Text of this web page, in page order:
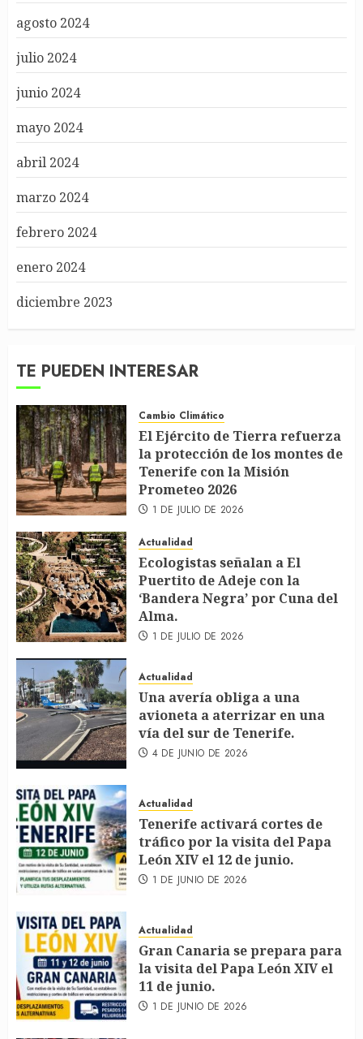
agosto 2024
julio 2024
junio 2024
mayo 2024
abril 2024
marzo 2024
febrero 2024
enero 2024
diciembre 2023
TE PUEDEN INTERESAR
Cambio Climático
El Ejército de Tierra refuerza
la protección de los montes de
Tenerife con la Misión
Prometeo 2026
1 DE JULIO DE 2026
Actualidad
Ecologistas señalan a El
Puertito de Adeje con la
‘Bandera Negra’ por Cuna del
Alma.
1 DE JULIO DE 2026
Actualidad
Una avería obliga a una
avioneta a aterrizar en una
vía del sur de Tenerife.
4 DE JUNIO DE 2026
Actualidad
Tenerife activará cortes de
tráfico por la visita del Papa
León XIV el 12 de junio.
1 DE JUNIO DE 2026
Actualidad
Gran Canaria se prepara para
la visita del Papa León XIV el
11 de junio.
1 DE JUNIO DE 2026